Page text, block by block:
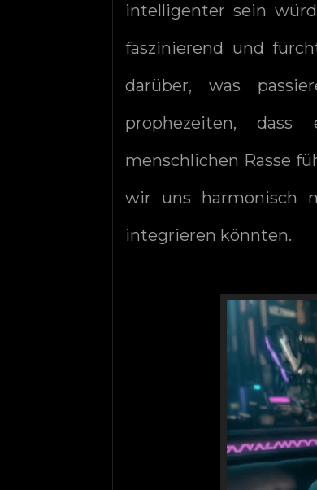
intelligenter sein
faszinierend und
darüber, was
prophezeiten,
menschlichen Rasse
wir uns harmonisch
integrieren könnten.